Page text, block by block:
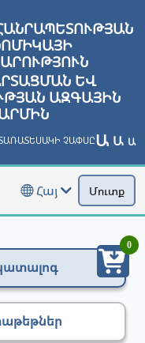
ԵՎ
ԱԶԳԱՅԻՆ
ՉԱՓՍԸԱ Ա Ա
Հայ Մուտք
0